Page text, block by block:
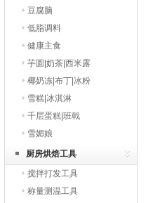
豆腐脑
低脂调料
健康主食
芋圆|奶茶|西米露
椰奶冻|布丁|冰粉
雪糕|冰淇淋
千层蛋糕|班戟
雪媚娘
厨房烘焙工具
搅拌打发工具
称量测温工具